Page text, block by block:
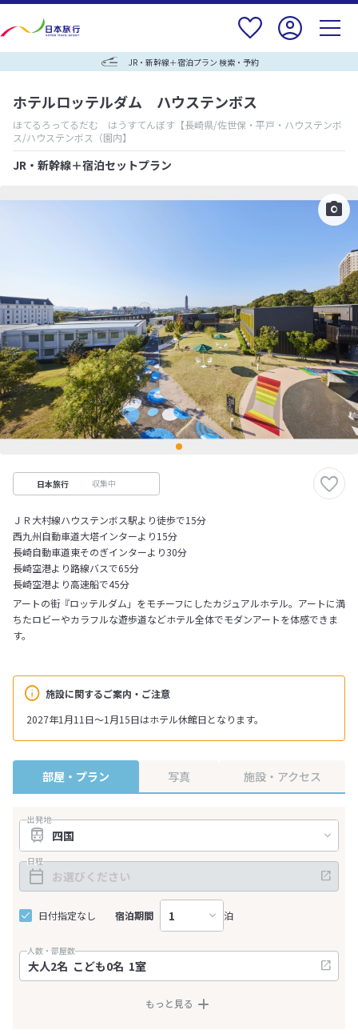
JR・新幹線＋宿泊プラン 検索・予約
ホテルロッテルダム ハウステンボス
ほてるろってるだむ はうすてんぼす 【長崎県/佐世保・平戸・ハウステンボ
ス/ハウステンボス（園内】
JR・新幹線＋宿泊セットプラン
日本旅行 収集中
ＪＲ大村線ハウステンボス駅より徒歩で15分
西九州自動車道大塔インターより15分
長崎自動車道東そのぎインターより30分
長崎空港より路線バスで65分
長崎空港より高速船で45分
施設に関するご案内・ご注意
2027年1月11日～1月15日はホテル休館日となります。
アートの街『ロッテルダム」をモチーフにしたカジュアルホテル。アートに満
ちたロビーやカラフルな遊歩道などホテル全体でモダンアートを体感できま
す。
部屋・プラン 写真 施設・アクセス
出発地
日程
日付指定なし 宿泊期間 泊
人数・部屋数
もっと見る